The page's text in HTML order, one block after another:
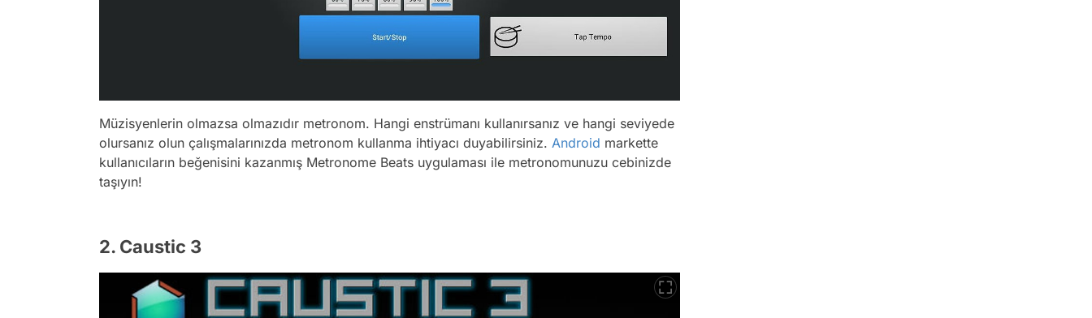
Müzisyenlerin olmazsa olmazıdır metronom. Hangi enstrümanı kullanırsanız ve hangi seviyede
olursanız olun çalışmalarınızda metronom kullanma ihtiyacı duyabilirsiniz. Android markette
kullanıcıların beğenisini kazanmış Metronome Beats uygulaması ile metronomunuzu cebinizde
taşıyın!
2. Caustic 3